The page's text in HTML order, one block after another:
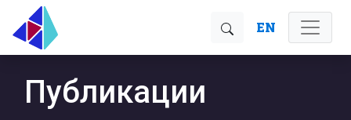
EN
Публикации